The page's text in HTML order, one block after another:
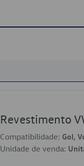
Revestimento
Compatibilidade: Gol,
Unidade de venda: